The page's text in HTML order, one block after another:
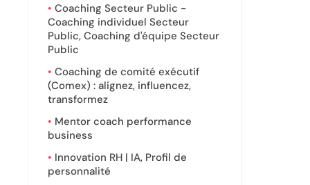
Coaching Secteur Public -
Coaching individuel Secteur
Public, Coaching d'équipe Secteur
Public
Coaching de comité exécutif
(Comex) : alignez, influencez,
transformez
Mentor coach performance
business
Innovation RH | IA, Profil de
personnalité